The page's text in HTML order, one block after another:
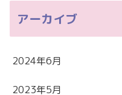
アーカイブ
2024年6月
2023年5月